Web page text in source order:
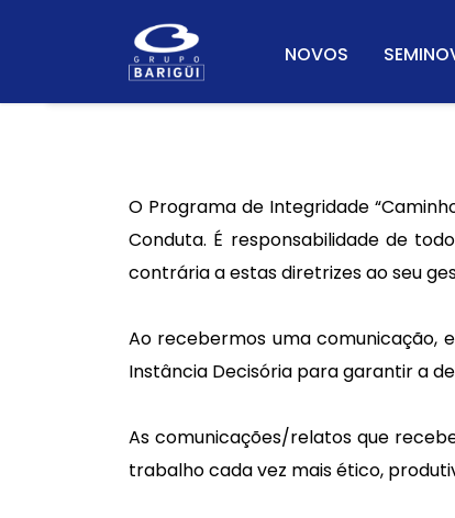
NOVOS
O Programa de Integridade
Conduta. É responsabilidade de
contrária a estas diretrizes ao seu
Ao recebermos uma comunicação,
Instância Decisória para garantir a
As comunicações/relatos que
trabalho cada vez mais ético,